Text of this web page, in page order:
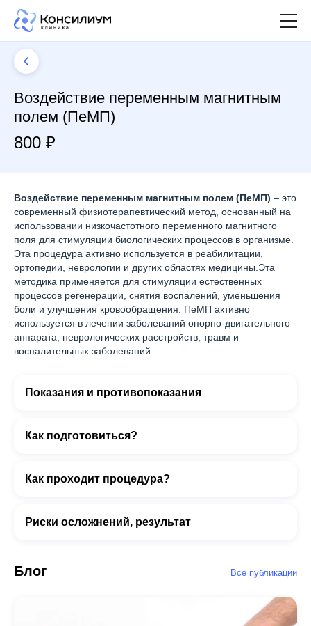
Воздействие переменным магнитным
полем (ПеМП)
800 ₽
Воздействие переменным магнитным полем (ПеМП) – это
современный физиотерапевтический метод, основанный на
использовании низкочастотного переменного магнитного
поля для стимуляции биологических процессов в организме.
Эта процедура активно используется в реабилитации,
ортопедии, неврологии и других областях медицины.Эта
методика применяется для стимуляции естественных
процессов регенерации, снятия воспалений, уменьшения
боли и улучшения кровообращения. ПеМП активно
используется в лечении заболеваний опорно-двигательного
аппарата, неврологических расстройств, травм и
воспалительных заболеваний.
Показания и противопоказания
Как подготовиться?
Как проходит процедура?
Риски осложнений, результат
Блог Все публикации